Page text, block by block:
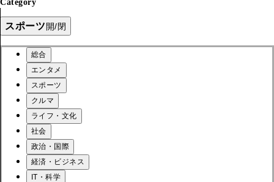
Category
スポーツ開/閉
総合
エンタメ
スポーツ
クルマ
ライフ・文化
社会
政治・国際
経済・ビジネス
IT・科学